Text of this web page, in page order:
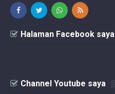
Halaman Facebook saya
Channel Youtube saya